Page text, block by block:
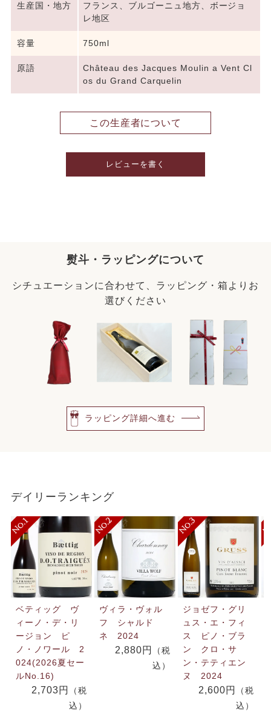
生産国・地方
フランス、ブルゴーニュ地方、ボージョ
レ地区
容量 750ml
原語
Château des Jacques Moulin a Vent Cl
os du Grand Carquelin
この生産者について
レビューを書く
熨斗・ラッピングについて
シチュエーションに合わせて、ラッピング・箱よりお
選びください
ラッピング詳細へ進む
デイリーランキング
ベティッグ ヴ
ィーノ・デ・リ
ージョン ピ
ノ・ノワール 2
024(2026夏セー
ルNo.16)
2,703円
（税
込）
ヴィラ・ヴォル
フ シャルド
ネ 2024
2,880円
（税
込）
ジョゼフ・グリ
ュス・エ・フィ
ス ピノ・ブラ
ン クロ・サ
ン・テティエン
ヌ 2024
2,600円
（税
込）